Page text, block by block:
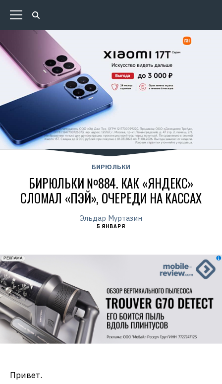
БИРЮЛЬКИ
БИРЮЛЬКИ №884. КАК «ЯНДЕКС»
СЛОМАЛ «ПЭЙ», ОЧЕРЕДИ НА КАССАХ
Эльдар Муртазин
5 ЯНВАРЯ
erid: 2VfnxxmNzs5
РЕКЛАМА
Привет.